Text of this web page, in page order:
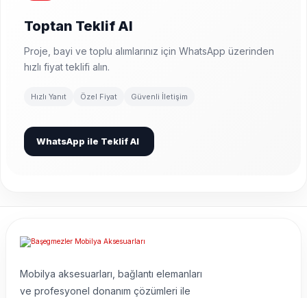
Toptan Teklif Al
Proje, bayi ve toplu alımlarınız için WhatsApp üzerinden
hızlı fiyat teklifi alın.
Hızlı Yanıt Özel Fiyat Güvenli İletişim
WhatsApp ile Teklif Al
Mobilya aksesuarları, bağlantı elemanları
ve profesyonel donanım çözümleri ile